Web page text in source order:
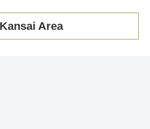
Area